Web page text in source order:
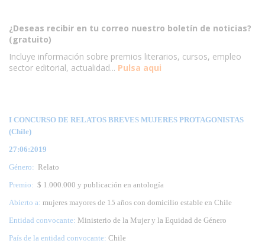
¿Deseas recibir en tu correo nuestro boletín de noticias?
(gratuito)
Incluye información sobre premios literarios, cursos, empleo
sector editorial, actualidad... Pulsa aqui
I CONCURSO DE RELATOS BREVES MUJERES PROTAGONISTAS
(Chile)
27:06:2019
Género: Relato
Premio: $ 1.000.000 y publicación en antología
Abierto a: mujeres mayores de 15 años con domicilio estable en Chile
Entidad convocante: Ministerio de la Mujer y la Equidad de Género
País de la entidad convocante: Chile